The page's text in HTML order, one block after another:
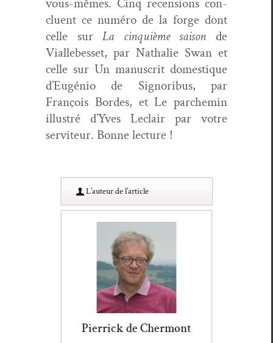
vous-mêmes. Cinq recen­sions con­
clu­ent ce numéro de la forge dont
celle surLa cinquième sai­son de
Viallebes­set, par Nathalie Swan et
celle sur Un man­u­scrit domes­tique
d’Eugénio de Sig­noribus, par
François Bor­des, et Le par­chemin
illus­tré d’Yves Leclair par votre
servi­teur. Bonne lecture !
L’au­teur de l’article
Pierrick de Chermont